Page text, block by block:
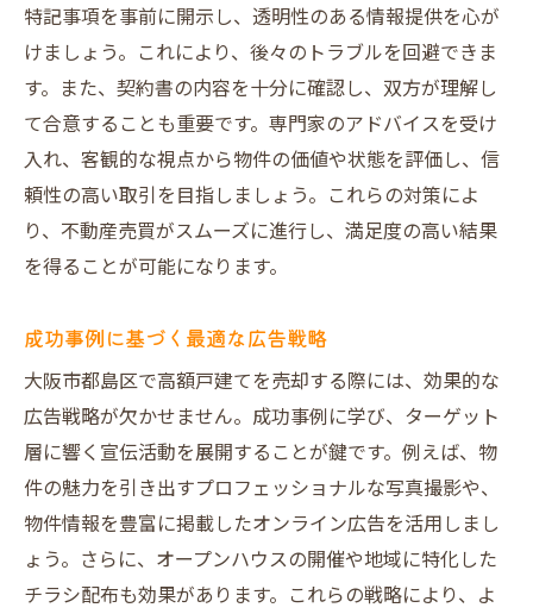
特記事項を事前に開示し、透明性のある情報提供を心が
けましょう。これにより、後々のトラブルを回避できま
す。また、契約書の内容を十分に確認し、双方が理解し
て合意することも重要です。専門家のアドバイスを受け
入れ、客観的な視点から物件の価値や状態を評価し、信
頼性の高い取引を目指しましょう。これらの対策によ
り、不動産売買がスムーズに進行し、満足度の高い結果
を得ることが可能になります。
成功事例に基づく最適な広告戦略
大阪市都島区で高額戸建てを売却する際には、効果的な
広告戦略が欠かせません。成功事例に学び、ターゲット
層に響く宣伝活動を展開することが鍵です。例えば、物
件の魅力を引き出すプロフェッショナルな写真撮影や、
物件情報を豊富に掲載したオンライン広告を活用しまし
ょう。さらに、オープンハウスの開催や地域に特化した
チラシ配布も効果があります。これらの戦略により、よ